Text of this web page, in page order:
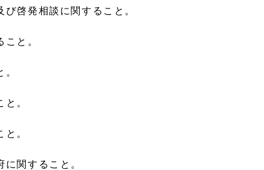
啓発相談に関すること。
と。
。
。
に関すること。